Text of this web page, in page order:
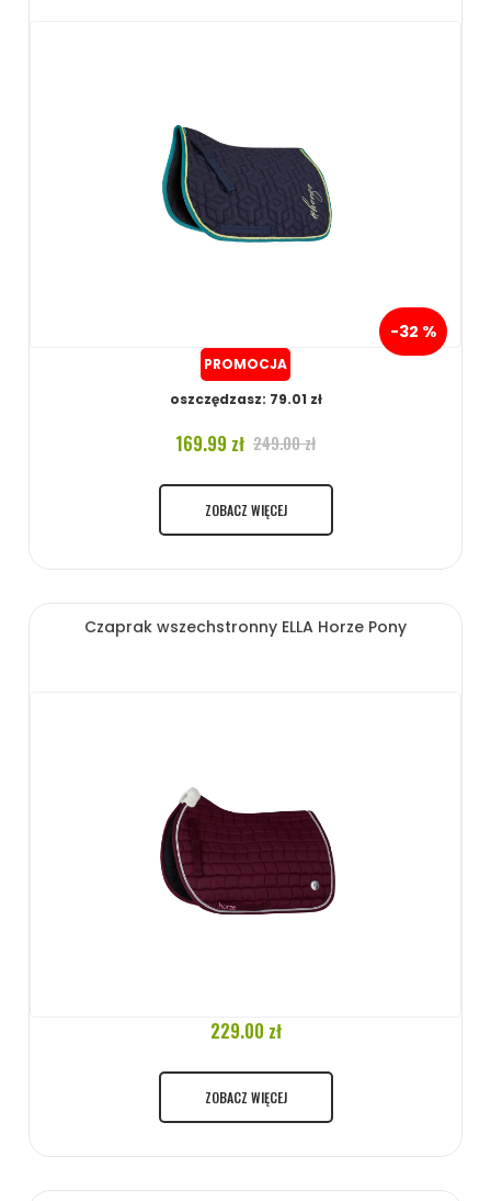
PROMOCJA
-32 %
oszczędzasz: 79.01 zł
169.99 zł 249.00 zł
ZOBACZ WIĘCEJ
Czaprak wszechstronny ELLA Horze Pony
229.00 zł
ZOBACZ WIĘCEJ